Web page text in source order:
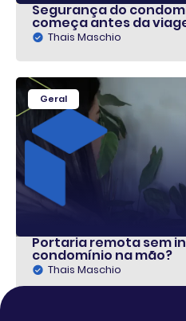
Segurança do
começa antes da
Thais Maschio
Geral
Portaria remota sem
condomínio na mão?
Thais Maschio